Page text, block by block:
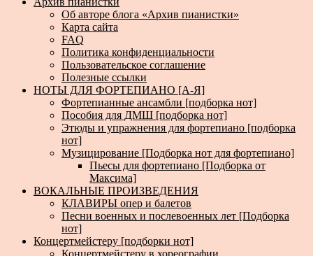
Об авторе блога «Архив пианистки»
Карта сайта
FAQ
Политика конфиденциальности
Пользовательское соглашение
Полезные ссылки
НОТЫ ДЛЯ ФОРТЕПИАНО [А-Я]
Фортепианные ансамбли [подборка нот]
Пособия для ДМШ [подборка нот]
Этюды и упражнения для фортепиано [подборка
нот]
Музицирование [Подборка нот для фортепиано]
Пьесы для фортепиано [Подборка от
Максима]
ВОКАЛЬНЫЕ ПРОИЗВЕДЕНИЯ
КЛАВИРЫ опер и балетов
Песни военных и послевоенных лет [Подборка
нот]
Концертмейстеру [подборки нот]
Концертмейстеру в хореографии